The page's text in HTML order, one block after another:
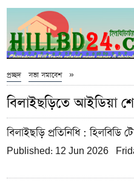
প্রচ্ছদ »
সভা সমাবেশ
বিলাইছড়িতে আইডিয়া
বিলাইছড়ি প্রতিনিধি: হিলবিডি
Published: 12 Jun 2026